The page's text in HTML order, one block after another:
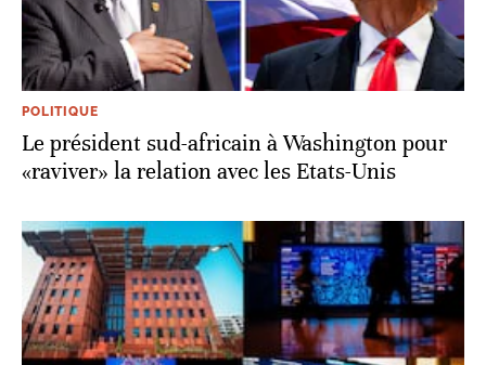
POLITIQUE
Le président sud-africain à Washington pour
«raviver» la relation avec les Etats-Unis